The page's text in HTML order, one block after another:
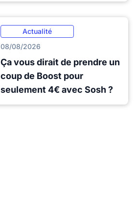
Actualité
08/08/2026
Ça vous dirait de prendre un
coup de Boost pour
seulement 4€ avec Sosh ?